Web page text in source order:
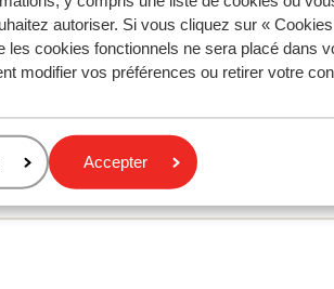
autoriser. Si vous cliquez sur «
les cookies fonctionnels ne sera placé dans
modifier vos préférences ou retirer votre
Accepter
il y a 2
& resmål. Det var Endast den
från flygplats till hotell som var dåligt
& resmål. Det var Endast den
från flygplats till hotell som var dåligt
Familles